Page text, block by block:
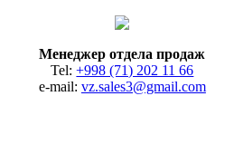
Менеджер отдела продаж
Tel:+998 (71) 202 11 66
e-mail: vz.sales3@gmail.com